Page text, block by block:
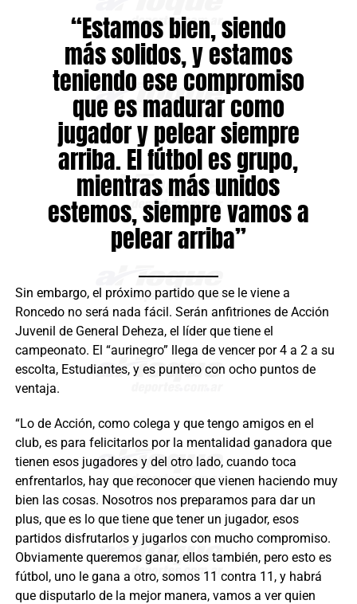
“Estamos bien, siendo
más solidos, y estamos
teniendo ese compromiso
que es madurar como
jugador y pelear siempre
arriba. El fútbol es grupo,
mientras más unidos
estemos, siempre vamos a
pelear arriba”
Sin embargo, el próximo partido que se le viene a
Roncedo no será nada fácil. Serán anfitriones de Acción
Juvenil de General Deheza, el líder que tiene el
campeonato. El “aurinegro” llega de vencer por 4 a 2 a su
escolta, Estudiantes, y es puntero con ocho puntos de
ventaja.
“Lo de Acción, como colega y que tengo amigos en el
club, es para felicitarlos por la mentalidad ganadora que
tienen esos jugadores y del otro lado, cuando toca
enfrentarlos, hay que reconocer que vienen haciendo muy
bien las cosas. Nosotros nos preparamos para dar un
plus, que es lo que tiene que tener un jugador, esos
partidos disfrutarlos y jugarlos con mucho compromiso.
Obviamente queremos ganar, ellos también, pero esto es
fútbol, uno le gana a otro, somos 11 contra 11, y habrá
que disputarlo de la mejor manera, vamos a ver quien